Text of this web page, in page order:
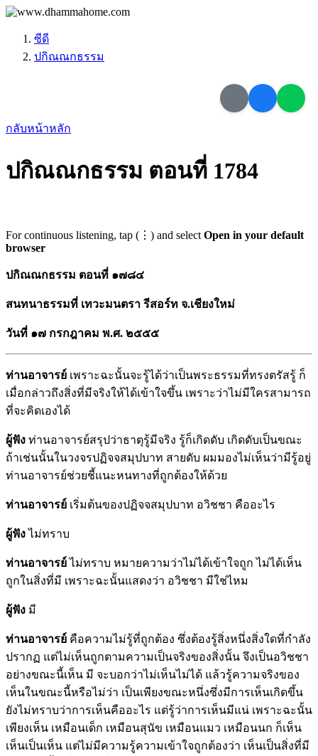
ซีดี
ปกิณณกธรรม
กลับหน้าหลัก
ปกิณณกธรรม ตอนที่ 1784
For continuous listening, tap (⋮) and select Open in your default
browser
ปกิณณกธรรม ตอนที่ ๑๗๘๔
สนทนาธรรมที่ เทวะมนตรา รีสอร์ท จ.เชียงใหม่
วันที่ ๑๗ กรกฎาคม พ.ศ. ๒๕๕๕
ท่านอาจารย์ เพราะฉะนั้นจะรู้ได้ว่าเป็นพระธรรมที่ทรงตรัสรู้ ก็
เมื่อกล่าวถึงสิ่งที่มีจริงให้ได้เข้าใจขึ้น เพราะว่าไม่มีใครสามารถ
ที่จะคิดเองได้
ผู้ฟัง ท่านอาจารย์สรุปว่าธาตุรู้มีจริง รู้ก็เกิดดับ เกิดดับเป็นขณะ
ถ้าเช่นนั้นในวงจรปฏิจจสมุปบาท สายดับ ผมมองไม่เห็นว่ามีรู้อยู่
ท่านอาจารย์ช่วยชี้แนะหนทางที่ถูกต้องให้ด้วย
ท่านอาจารย์ เริ่มต้นของปฏิจจสมุปบาท อวิชชา คืออะไร
ผู้ฟังไม่ทราบ
ท่านอาจารย์ไม่ทราบ หมายความว่าไม่ได้เข้าใจถูก ไม่ได้เห็น
ถูกในสิ่งที่มี เพราะฉะนั้นแสดงว่า อวิชชา มีใช่ไหม
ผู้ฟัง มี
ท่านอาจารย์ คือความไม่รู้ที่ถูกต้อง ซึ่งต้องรู้สิ่งหนึ่งสิ่งใดที่กำลัง
ปรากฏ แต่ไม่เห็นถูกตามความเป็นจริงของสิ่งนั้น จึงเป็นอวิชชา
อย่างขณะนี้เห็น มี จะบอกว่าไม่เห็นไม่ได้ แล้วรู้ความจริงของ
เห็นในขณะนี้หรือไม่ว่า เป็นเพียงขณะหนึ่งซึ่งมีการเห็นเกิดขึ้น
ยังไม่ทราบว่าการเห็นคืออะไร แต่รู้ว่าการเห็นมีแน่ เพราะฉะนั้น
เพียงเห็น เหมือนเด็ก เหมือนสุนัข เหมือนแมว เหมือนนก ก็เห็น
เห็นเป็นเห็น แต่ไม่มีความรู้ความเข้าใจถูกต้องว่า เห็นเป็นสิ่งที่มี